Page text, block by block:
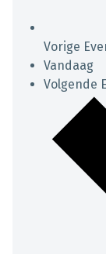
Vorige
Vandaag
Volgende